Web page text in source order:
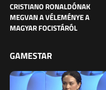
CRISTIANO RONALDÓNAK
MEGVAN A VÉLEMÉNYE A
MAGYAR FOCISTÁRÓL
GAMESTAR